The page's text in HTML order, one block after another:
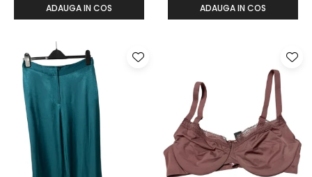
ADAUGA IN COS ADAUGA IN COS